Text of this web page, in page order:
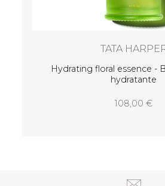
TATA
Hydrating floral essence -
hydratante
108,00